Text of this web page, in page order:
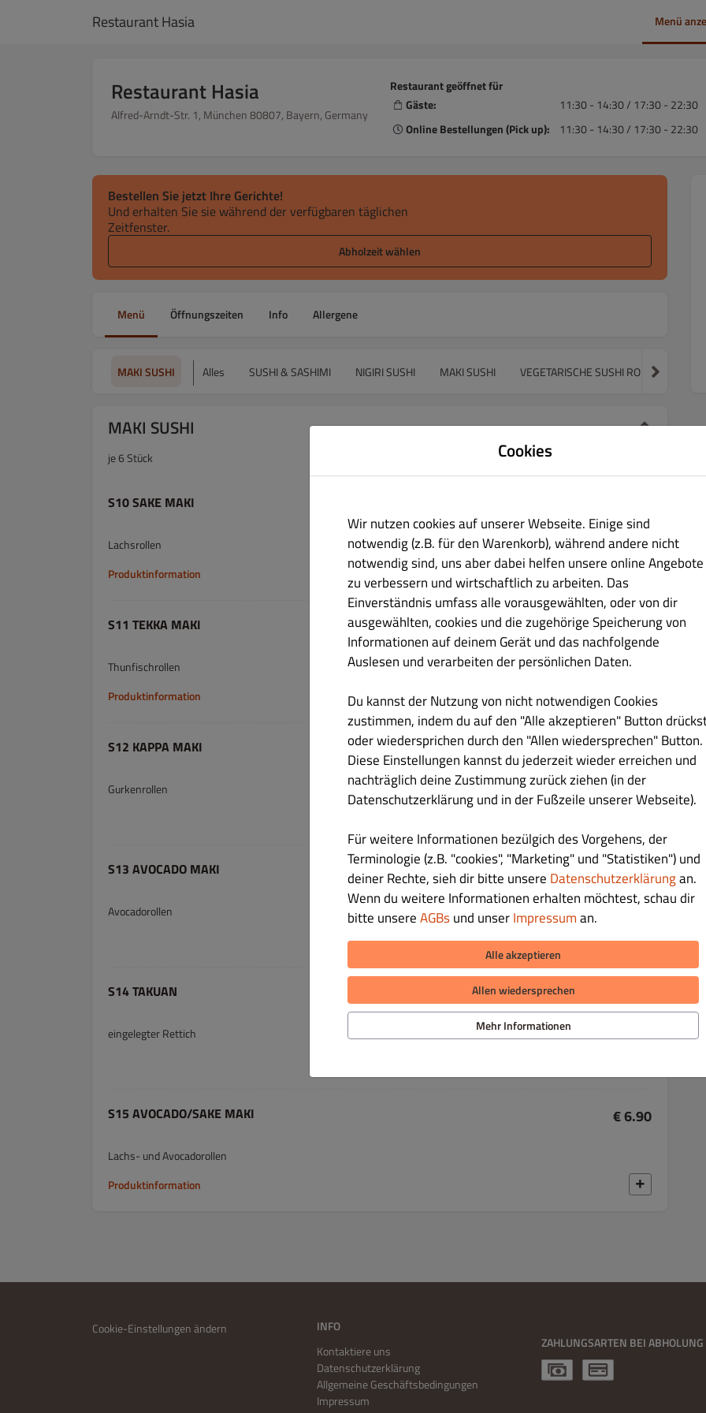
Restaurant Hasia Menü
Restaurant Hasia
Alfred-Arndt-Str. 1, München 80807, Bayern, Germany
Restaurant geöffnet für
Gäste:
11:30 - 14:30 / 17:30 - 22:30
Online Bestellungen (Pick up):
11:30 - 14:30 / 17:30 - 22:30
Bestellen Sie jetzt Ihre Gerichte!
Und erhalten Sie sie während der verfügbaren täglichen
Zeitfenster.
Abholzeit wählen
Menü Öffnungszeiten Info Allergene
MAKI SUSHI Alles SUSHI & SASHIMI NIGIRI SUSHI MAKI SUSHI VEGETARISCHE SUSHI ROLLS
MAKI SUSHI
je 6 Stück
S10 SAKE MAKI
Lachsrollen
Produktinformation
S11 TEKKA MAKI € 7.90
Thunfischrollen
Produktinformation
S12 KAPPA MAKI € 5.90
Gurkenrollen
S13 AVOCADO MAKI € 5.90
Avocadorollen
S14 TAKUAN
eingelegter Rettich
S15 AVOCADO/SAKE MAKI € 6.90
Lachs- und Avocadorollen
Produktinformation
Cookie-Einstellungen ändern
INFO
Kontaktiere uns
Datenschutzerklärung
Allgemeine Geschäftsbedingungen
Impressum
ZAHLUNGSARTEN BEI ABHOLUNG
Cookies
Wir nutzen cookies auf unserer Webseite. Einige sind
notwendig (z.B. für den Warenkorb), während andere nicht
notwendig sind, uns aber dabei helfen unsere online Angebote
zu verbessern und wirtschaftlich zu arbeiten. Das
Einverständnis umfass alle vorausgewählten, oder von dir
ausgewählten, cookies und die zugehörige Speicherung von
Informationen auf deinem Gerät und das nachfolgende
Auslesen und verarbeiten der persönlichen Daten.
Du kannst der Nutzung von nicht notwendigen Cookies
zustimmen, indem du auf den "Alle akzeptieren" Button
oder wiedersprichen durch den "Allen wiedersprechen" Button.
Diese Einstellungen kannst du jederzeit wieder erreichen und
nachträglich deine Zustimmung zurück ziehen (in der
Datenschutzerklärung und in der Fußzeile unserer Webseite).
Für weitere Informationen bezülgich des Vorgehens, der
Terminologie (z.B. "cookies", "Marketing" und "Statistiken") und
deiner Rechte, sieh dir bitte unsere Datenschutzerklärungan.
Wenn du weitere Informationen erhalten möchtest, schau dir
bitte unsereAGBsund unserImpressuman.
Alle akzeptieren
Allen wiedersprechen
Mehr Informationen